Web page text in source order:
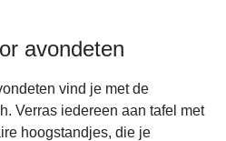
avondeten
vind je met de
Verras iedereen aan tafel met
hoogstandjes, die je